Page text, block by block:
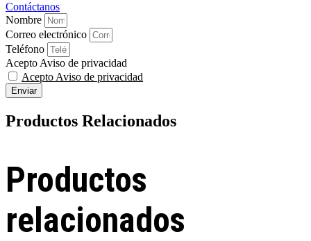
Contáctanos
Nombre
Correo electrónico
Teléfono
Acepto Aviso de privacidad
Acepto Aviso de privacidad
Enviar
Productos Relacionados
Productos
relacionados